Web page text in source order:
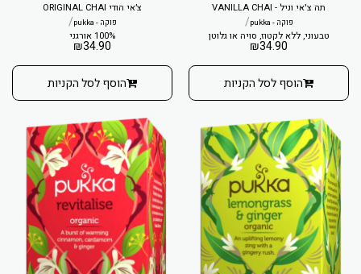
תה צ'אי וניל - VANILLA CHAI
פוקה - pukka /
טבעוני, ללא לקטוז, סויה או גלוטן
₪34.90
הוסף לסל הקניות
צ׳אי הודי ORIGINAL CHAI
פוקה - pukka /
100% אורגני
₪34.90
הוסף לסל הקניות